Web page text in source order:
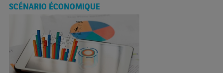
SCÉNARIO ÉCONOMIQUE